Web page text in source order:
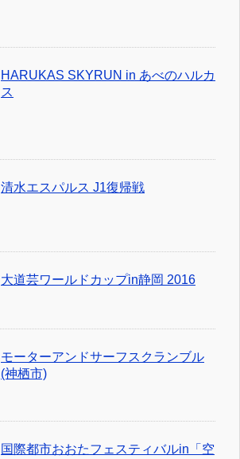
HARUKAS SKYRUN in あべのハルカ
ス
清水エスパルス J1復帰戦
大道芸ワールドカップin静岡 2016
モーターアンドサーフスクランブル
(神栖市)
国際都市おおたフェスティバルin「空